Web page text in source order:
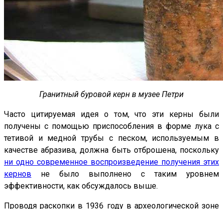
Гранитный буровой керн в музее Петри
Часто цитируемая идея о том, что эти керны были
получены с помощью приспособления в форме лука c
тетивой и медной трубы с песком, используемым в
качестве абразива, должна быть отброшена, поскольку
ни одно современное воспроизведение получения этих
кернов не было выполнено с таким уровнем
эффективности, как обсуждалось выше.
Проводя раскопки в 1936 году в археологической зоне